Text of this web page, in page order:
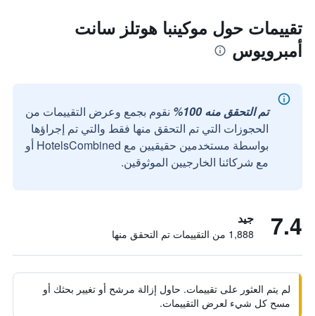
تقييمات حول موكينبا هوتلز سانت
أمبرويوس
تم التحقق منه 100%
نقوم بجمع وعرض التقييمات من
الحجوزات التي تم التحقق منها فقط والتي تم إجراؤها
بواسطة مستخدمين حقيقيين مع HotelsCombined أو
مع شركائنا الخارجيين الموثوقين.
7.4 جيد
1,888 من التقييمات تم التحقق منها
لم يتم العثور على تقييمات. حاول إزالة مرشح أو تغيير بحثك أو
مسح كل شيء لعرض التقييمات.